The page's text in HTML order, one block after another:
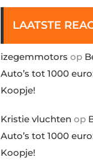
LAATSTE
izegemmotors op
Auto’s tot 1000
Koopje!
Kristie vluchten op
Auto’s tot 1000
Koopje!